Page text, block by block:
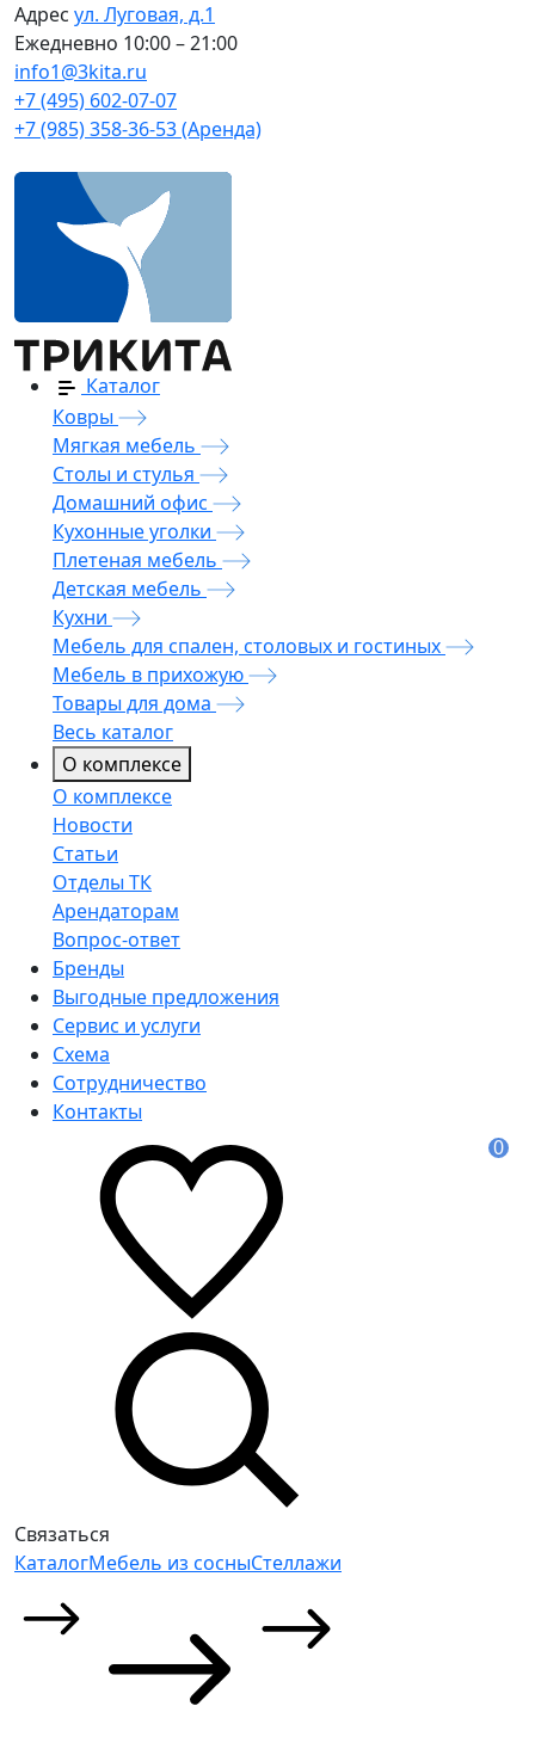
Адрес ул. Луговая, д.1
Ежедневно 10:00 – 21:00
info1@3kita.ru
+7 (495) 602-07-07
+7 (985) 358-36-53 (Аренда)
Каталог
Ковры
Мягкая мебель
Столы и стулья
Домашний офис
Кухонные уголки
Плетеная мебель
Детская мебель
Кухни
Мебель для спален, столовых и гостиных
Мебель в прихожую
Товары для дома
Весь каталог
О комплексе
О комплексе
Новости
Статьи
Отделы ТК
Арендаторам
Вопрос-ответ
Бренды
Выгодные предложения
Сервис и услуги
Схема
Сотрудничество
Контакты
0
Связаться
КаталогМебель из сосныСтеллажи